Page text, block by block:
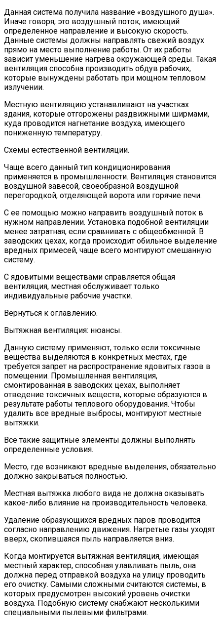
Данная система получила название «воздушного душа».
Иначе говоря, это воздушный поток, имеющий
определенное направление и высокую скорость.
Данные системы должны направлять свежий воздух
прямо на место выполнение работы. От их работы
зависит уменьшение нагрева окружающей среды. Такая
вентиляция способна производить обдув рабочих,
которые вынуждены работать при мощном тепловом
излучении.
Местную вентиляцию устанавливают на участках
здания, которые отгорожены раздвижными ширмами,
куда проводится нагнетание воздуха, имеющего
пониженную температуру.
Схемы естественной вентиляции.
Чаще всего данный тип кондиционирования
применяется в промышленности. Вентиляция становится
воздушной завесой, своеобразной воздушной
перегородкой, отделяющей ворота или горячие печи.
С ее помощью можно направить воздушный поток в
нужном направлении. Установка подобной вентиляции
менее затратная, если сравнивать с общеобменной. В
заводских цехах, когда происходит обильное выделение
вредных примесей, чаще всего монтируют смешанную
систему.
С ядовитыми веществами справляется общая
вентиляция, местная обслуживает только
индивидуальные рабочие участки.
Вернуться к оглавлению.
Вытяжная вентиляция: нюансы.
Данную систему применяют, только если токсичные
вещества выделяются в конкретных местах, где
требуется запрет на распространение ядовитых газов в
помещении. Промышленная вентиляция,
смонтированная в заводских цехах, выполняет
отведение токсичных веществ, которые образуются в
результате работы теплового оборудования. Чтобы
удалить все вредные выбросы, монтируют местные
вытяжки.
Все такие защитные элементы должны выполнять
определенные условия.
Место, где возникают вредные выделения, обязательно
должно закрываться полностью.
Местная вытяжка любого вида не должна оказывать
какое-либо влияние на производительность человека.
Удаление образующихся вредных паров проводится
согласно направлению движения. Нагретые газы уходят
вверх, скопившаяся пыль направляется вниз.
Когда монтируется вытяжная вентиляция, имеющая
местный характер, способная улавливать пыль, она
должна перед отправкой воздуха на улицу проводить
его очистку. Самыми сложными считаются системы, в
которых предусмотрен высокий уровень очистки
воздуха. Подобную систему снабжают несколькими
специальными пылевыми фильтрами.